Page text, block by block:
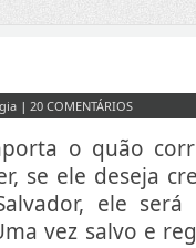
| 20 COMENTÁRIOS
o quão
se ele deseja
ele será
vez salvo e